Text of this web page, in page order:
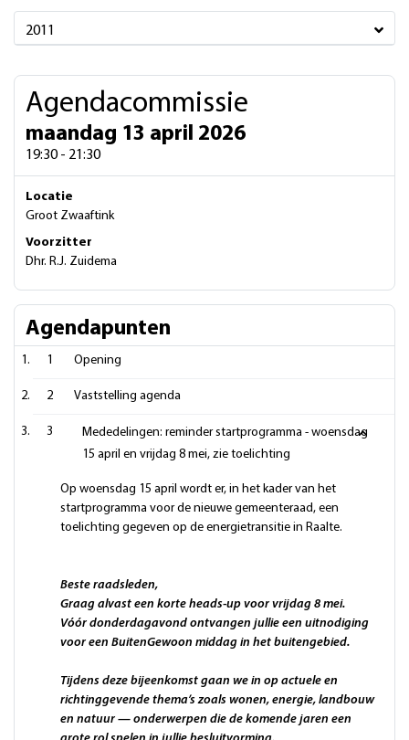
2011
Agendacommissie
maandag 13 april 2026
19:30 - 21:30
Locatie
Groot Zwaaftink
Voorzitter
Dhr. R.J. Zuidema
Agendapunten
1 Opening
2 Vaststelling agenda
3
Mededelingen: reminder startprogramma - woensdag
15 april en vrijdag 8 mei, zie toelichting
Op woensdag 15 april wordt er, in het kader van het
startprogramma voor de nieuwe gemeenteraad, een
toelichting gegeven op de energietransitie in Raalte.
Beste raadsleden,
Graag alvast een korte heads-up voor vrijdag 8 mei.
Vóór donderdagavond ontvangen jullie een uitnodiging
voor een BuitenGewoon middag in het buitengebied.
Tijdens deze bijeenkomst gaan we in op actuele en
richtinggevende thema’s zoals wonen, energie, landbouw
en natuur — onderwerpen die de komende jaren een